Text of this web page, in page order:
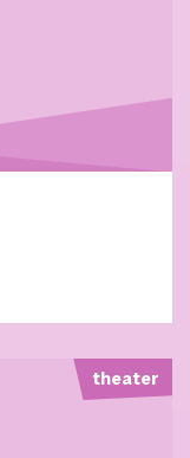
theater